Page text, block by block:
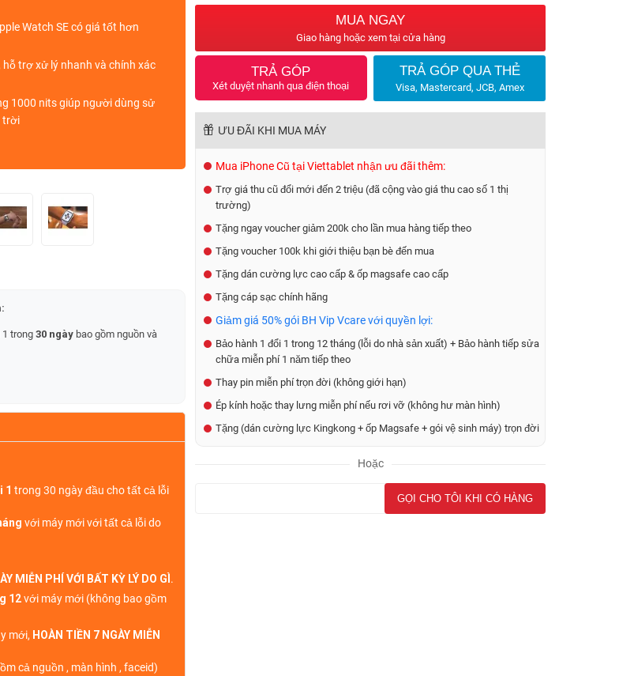
Watch SEcó giá tốt hơn
hỗ trợ xử lý nhanh và chính xác
1000 nitsgiúp người dùng sử
trời
1 trong30 ngày bao gồm nguồn và
1 trong 30 ngày đầu cho tất cả lỗi
với máy mới với tất cả lỗi do
MIỄN PHÍ VỚI BẤT KỲ LÝ DO GÌ .
12với máy mới (không bao gồm
mới, HOÀN TIỀN 7 NGÀY MIỄN
cả nguồn , màn hình , faceid)
MUA NGAY
Giao hàng hoặc xem tại cửa hàng
TRẢ GÓP
Xét duyệt nhanh qua điện thoại
TRẢ GÓP QUA THẺ
Visa, Mastercard, JCB, Amex
ƯU ĐÃI KHI MUA MÁY
Mua iPhone Cũ tại Viettablet nhận ưu đãi thêm:
Trợ giá thu cũ đổi mới đến 2 triệu (đã cộng vào giá thu cao số 1 thị
trường)
Tặng ngay voucher giảm 200k cho lần mua hàng tiếp theo
Tặng voucher 100k khi giới thiệu bạn bè đến mua
Tặng dán cường lực cao cấp & ốp magsafe cao cấp
Tặng cáp sạc chính hãng
Giảm giá 50% gói BH Vip Vcare với quyền lợi:
Bảo hành 1 đổi 1 trong 12 tháng (lỗi do nhà sản xuất) + Bảo hành tiếp sửa
chữa miễn phí 1 năm tiếp theo
Thay pin miễn phí trọn đời (không giới hạn)
Ép kính hoặc thay lưng miễn phí nếu rơi vỡ (không hư màn hình)
Tặng (dán cường lực Kingkong + ốp Magsafe + gói vệ sinh máy) trọn đời
Hoặc